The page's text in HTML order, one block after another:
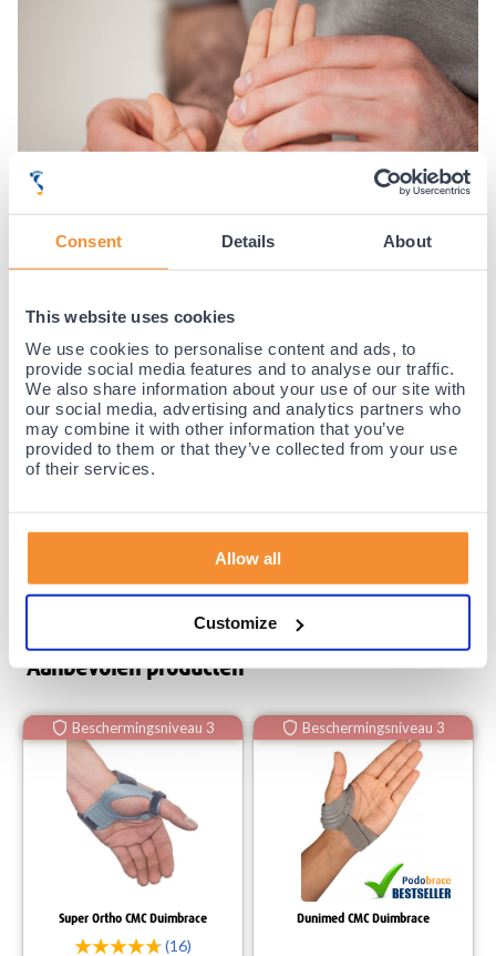
Consent Details About
This website uses cookies
We use cookies to personalise content and ads, to
provide social media features and to analyse our traffic.
We also share information about your use of our site with
our social media, advertising and analytics partners who
may combine it with other information that you’ve
provided to them or that they’ve collected from your use
of their services.
Allow all
Customize
Is de pijn ondraaglijk of denk je dat de duimgewrichten ernstig
beschadigd zijn? Raadpleeg dan een arts. Zij kunnen met een
röntgenfoto vaststellen of er scheuringen of andere afwijkingen
zijn in het gewricht. Een snelle diagnose is belangrijk om de pijn
effectief te behandelen.
Welke brace past het beste bij jou?
per brace een overzicht van het beschermingsniveau en de
toepassing. Kies de brace die bij jouw klachten past, zodat je snel
kunt oppakken. Voor vragen kun je altijdcontactopnemen met
Aanbevolen producten
Beschermingsniveau 3
Super Ortho CMC Duimbrace
(16)
Beschermingsniveau 3
Dunimed CMC Duimbrace